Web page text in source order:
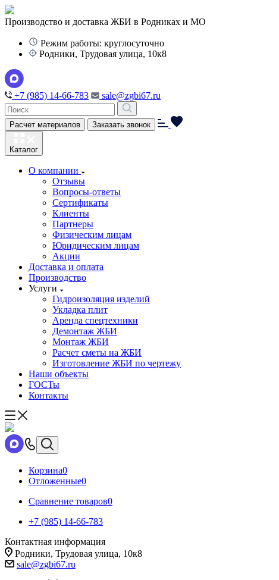
Производство и доставка ЖБИ в Родниках и МО
Режим работы: круглосуточно
Родники, Трудовая улица, 10к8
+7 (985) 14-66-783 sale@zgbi67.ru
Расчет материалов Заказать звонок
Каталог
О компании
Отзывы
Вопросы-ответы
Сертификаты
Клиенты
Партнеры
Физическим лицам
Юридическим лицам
Акции
Доставка и оплата
Производство
Услуги
Гидроизоляция изделий
Укладка плит
Аренда спецтехники
Демонтаж ЖБИ
Монтаж ЖБИ
Расчет сметы на ЖБИ
Изготовление ЖБИ по чертежу
Наши объекты
ГОСТы
Контакты
Корзина0
Отложенные0
Сравнение товаров0
+7 (985) 14-66-783
Контактная информация
Родники, Трудовая улица, 10к8
sale@zgbi67.ru